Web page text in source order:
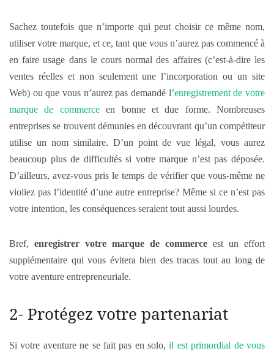
Sachez toutefois que n’importe qui peut choisir ce même nom,
utiliser votre marque, et ce, tant que vous n’aurez pas commencé à
en faire usage dans le cours normal des affaires (c’est-à-dire les
ventes réelles et non seulement une l’incorporation ou un site
Web) ou que vous n’aurez pas demandé l’enregistrement de votre
marque de commerceen bonne et due forme. Nombreuses
entreprises se trouvent démunies en découvrant qu’un compétiteur
utilise un nom similaire. D’un point de vue légal, vous aurez
beaucoup plus de difficultés si votre marque n’est pas déposée.
D’ailleurs, avez-vous pris le temps de vérifier que vous-même ne
violiez pas l’identité d’une autre entreprise? Même si ce n’est pas
votre intention, les conséquences seraient tout aussi lourdes.
Bref, enregistrer votre marque de commerce est un effort
supplémentaire qui vous évitera bien des tracas tout au long de
votre aventure entrepreneuriale.
2- Protégez votre partenariat
Si votre aventure ne se fait pas en solo, il est primordial de vous